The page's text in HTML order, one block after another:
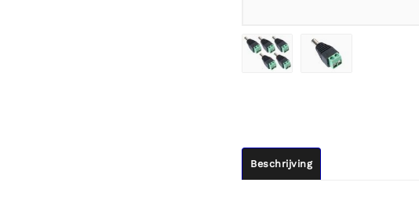
Beschrijving